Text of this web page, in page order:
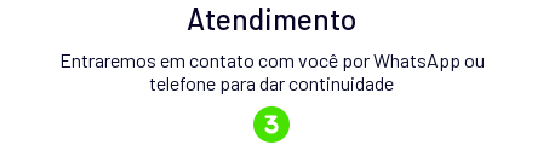
Atendimento
Entraremos em contato com você por WhatsApp ou
telefone para dar continuidade